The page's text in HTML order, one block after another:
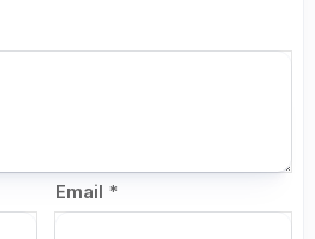
Email *